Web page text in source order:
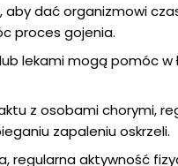
aby dać organizmowi
proces gojenia.
lekami mogą pomóc w
z osobami chorymi,
zapaleniu oskrzeli.
regularna aktywność